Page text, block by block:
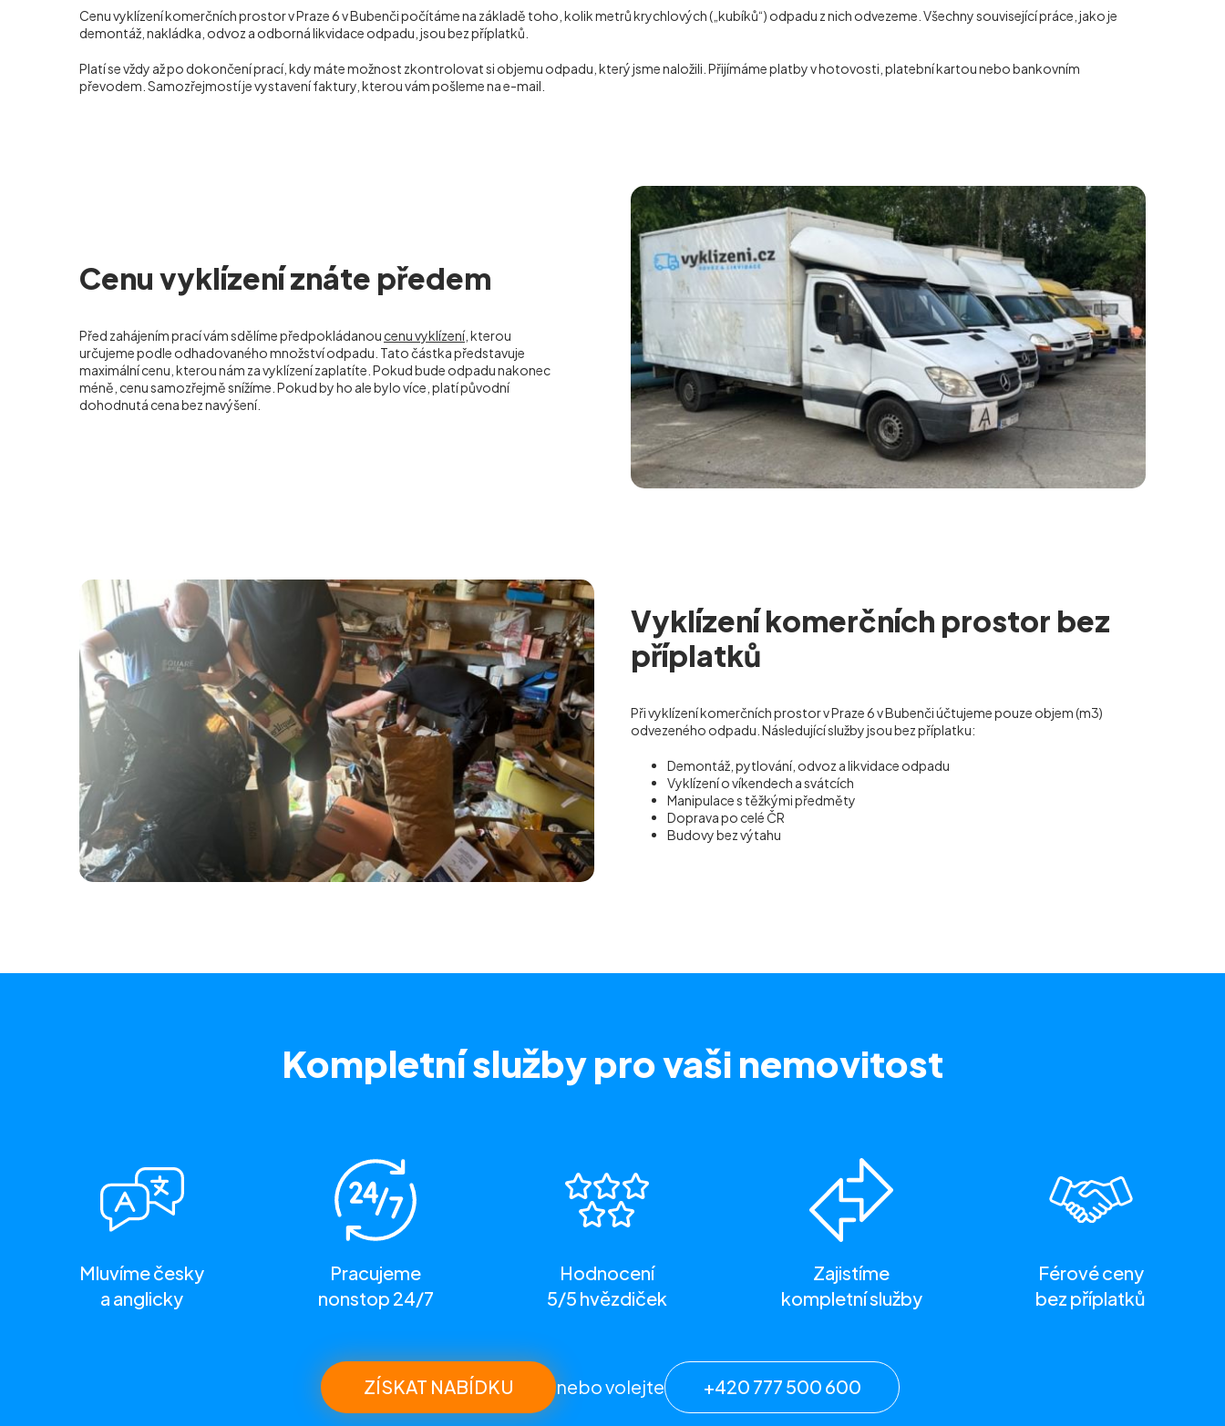
Cenu vyklízení komerčních prostor v Praze 6 v Bubenči počítáme na základě toho, kolik metrů krychlových („kubíků“) odpadu z nich odvezeme. Všechny související práce, jako je
demontáž, nakládka, odvoz a odborná likvidace odpadu, jsou bez příplatků.
Platí se vždy až po dokončení prací, kdy máte možnost zkontrolovat si objemu odpadu, který jsme naložili. Přijímáme platby v hotovosti, platební kartou nebo bankovním
převodem. Samozřejmostí je vystavení faktury, kterou vám pošleme na e-mail.
Cenu vyklízení znáte předem
Před zahájením prací vám sdělíme předpokládanou cenu vyklízení, kterou
určujeme podle odhadovaného množství odpadu. Tato částka představuje
maximální cenu, kterou nám za vyklízení zaplatíte. Pokud bude odpadu nakonec
méně, cenu samozřejmě snížíme. Pokud by ho ale bylo více, platí původní
dohodnutá cena bez navýšení.
Vyklízení komerčních prostor bez
příplatků
Při vyklízení komerčních prostor v Praze 6 v Bubenči účtujeme pouze objem (m3)
odvezeného odpadu. Následující služby jsou bez příplatku:
Demontáž, pytlování, odvoz a likvidace odpadu
Vyklízení o víkendech a svátcích
Manipulace s těžkými předměty
Doprava po celé ČR
Budovy bez výtahu
Kompletní službypro vaši nemovitost
Mluvíme česky
a anglicky
Pracujeme
nonstop 24/7
Hodnocení
5/5 hvězdiček
Zajistíme
kompletní služby
Férové ceny
bez příplatků
ZÍSKAT NABÍDKU nebo volejte +420 777 500 600